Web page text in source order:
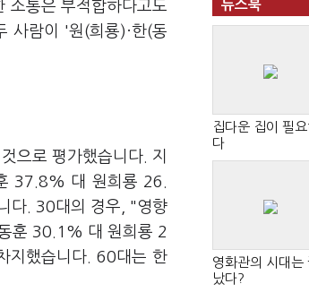
소통은 부적합하다고도
사람이 '원(희룡)·한(동
으로 평가했습니다. 지
37.8% 대 원희룡 26.
다. 30대의 경우, "영향
훈 30.1% 대 원희룡 2
지했습니다. 60대는 한
뉴스북
집다운 집이 필
다
영화관의 시대는
났다?